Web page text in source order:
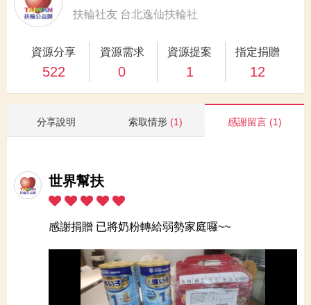
扶輪社友 台北逸仙扶輪社
資源分享
522
資源需求
0
資源提案
1
指定捐贈
12
分享說明 索取情形 (1) 感謝留言 (1)
世界幫扶
感謝捐贈 已將奶粉轉給弱勢家庭囉~~